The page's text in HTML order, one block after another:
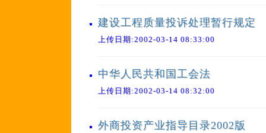
建设工程质量投诉处理暂行规定
上传日期:2002-03-14 08:33:00
中华人民共和国工会法
上传日期:2002-03-14 08:32:00
外商投资产业指导目录2002版